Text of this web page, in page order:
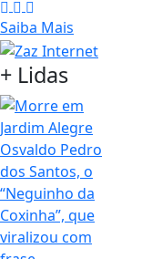
Saiba Mais
+ Lidas